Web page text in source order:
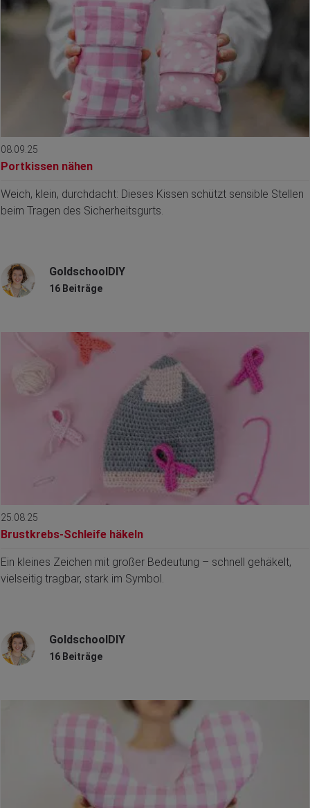
08.09.25
Portkissen nähen
Weich, klein, durchdacht: Dieses Kissen schützt sensible Stellen
beim Tragen des Sicherheitsgurts.
GoldschoolDIY
16 Beiträge
25.08.25
Brustkrebs-Schleife häkeln
Ein kleines Zeichen mit großer Bedeutung – schnell gehäkelt,
vielseitig tragbar, stark im Symbol.
GoldschoolDIY
16 Beiträge